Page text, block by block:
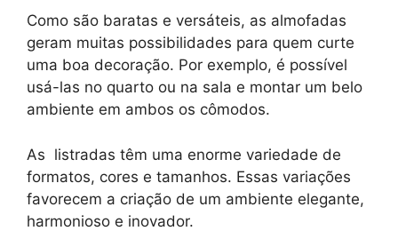
Como são baratas e versáteis, as almofadas
geram muitas possibilidades para quem curte
uma boa decoração. Por exemplo, é possível
usá-las no quarto ou na sala e montar um belo
ambiente em ambos os cômodos.
As listradas têm uma enorme variedade de
formatos, cores e tamanhos. Essas variações
favorecem a criação de um ambiente elegante,
harmonioso e inovador.